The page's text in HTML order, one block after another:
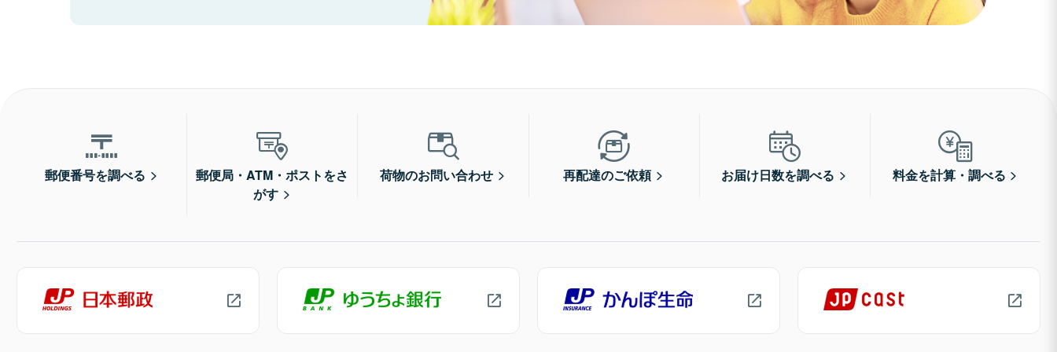
郵便番号を調べる
郵便局・ATM・ポストをさ
がす
荷物のお問い合わせ 再配達のご依頼 お届け日数を調べる 料金を計算・調べる